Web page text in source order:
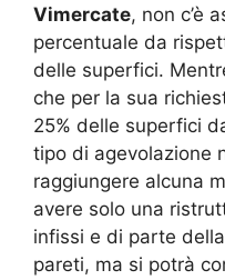
Vimercate, non c’è
percentuale da
delle superfici.
che per la sua
25% delle superfici
tipo di agevolazione
raggiungere alcuna
avere solo una
infissi e di parte
pareti, ma si potrà